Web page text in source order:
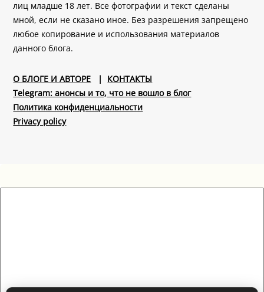
лиц младше 18 лет. Все фотографии и текст сделаны
мной, если не сказано иное. Без разрешения запрещено
любое копирование и использования материалов
данного блога.
О БЛОГЕ И АВТОРЕ | КОНТАКТЫ
Telegram: анонсы и то, что не вошло в блог
Политика конфиденциальности
Privacy policy